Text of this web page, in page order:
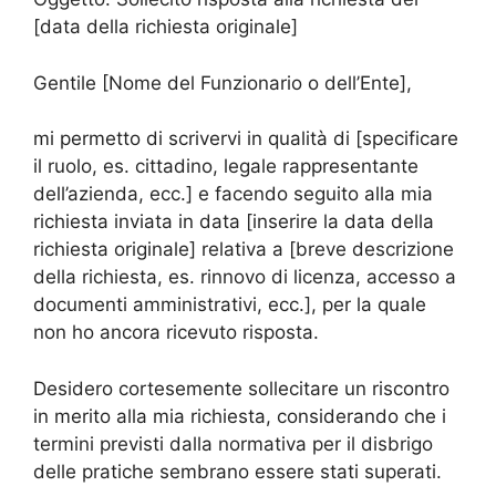
[data della richiesta originale]
Gentile [Nome del Funzionario o dell’Ente],
mi permetto di scrivervi in qualità di [specificare
il ruolo, es. cittadino, legale rappresentante
dell’azienda, ecc.] e facendo seguito alla mia
richiesta inviata in data [inserire la data della
richiesta originale] relativa a [breve descrizione
della richiesta, es. rinnovo di licenza, accesso a
documenti amministrativi, ecc.], per la quale
non ho ancora ricevuto risposta.
Desidero cortesemente sollecitare un riscontro
in merito alla mia richiesta, considerando che i
termini previsti dalla normativa per il disbrigo
delle pratiche sembrano essere stati superati.